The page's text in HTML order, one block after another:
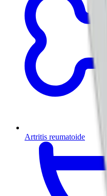
Artritis reumatoide